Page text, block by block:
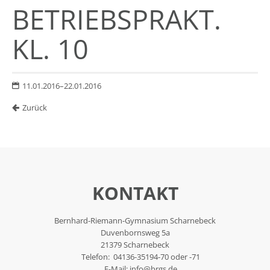
BETRIEBSPRAKT.
KL. 10
11.01.2016–22.01.2016
Zurück
KONTAKT
Bernhard-Riemann-Gymnasium Scharnebeck
Duvenbornsweg 5a
21379 Scharnebeck
Telefon: 04136-35194-70 oder -71